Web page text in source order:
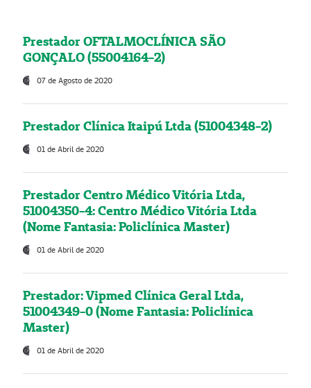
Prestador OFTALMOCLÍNICA SÃO
GONÇALO (55004164-2)
07 de Agosto de 2020
Prestador Clínica Itaipú Ltda (51004348-2)
01 de Abril de 2020
Prestador Centro Médico Vitória Ltda,
51004350-4: Centro Médico Vitória Ltda
(Nome Fantasia: Policlínica Master)
01 de Abril de 2020
Prestador: Vipmed Clínica Geral Ltda,
51004349-0 (Nome Fantasia: Policlínica
Master)
01 de Abril de 2020